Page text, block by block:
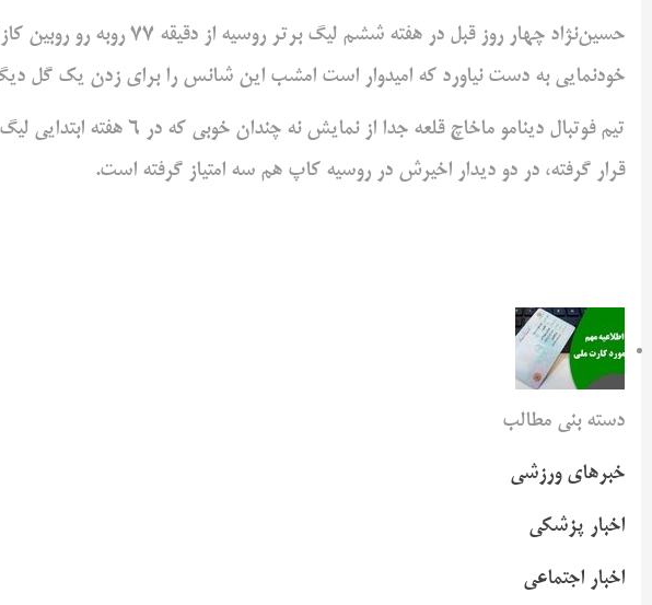
حسین‌نژاد چهار روز قبل در هفته
خودنمایی به دست نیاورد که امیدوار است امشب این شانس را برای زدن یک گل دیگر
تیم فوتبال دینامو ماخاچ قلعه
قرار گرفته، در دو دیدار اخیرش در روسیه کاپ هم سه امتیاز گرفته است.
دسته بنی مطالب
خبرهای ورزشی
اخبار پزشکی
اخبار اجتماعی